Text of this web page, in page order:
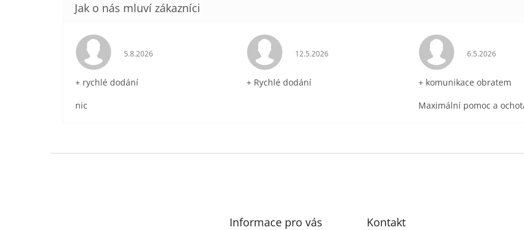
Hodnocení obchodu je 5 z 5 hvězdiček.
5.8.2026
+ rychlé dodání
nic
Hodnocení obchodu je 5 z 5 hvězdiček.
12.5.2026
+ Rychlé dodání
Hodnocení
6.5.2026
+ komunikace obratem
Maximální pomoc a
Informace pro vás Kontakt